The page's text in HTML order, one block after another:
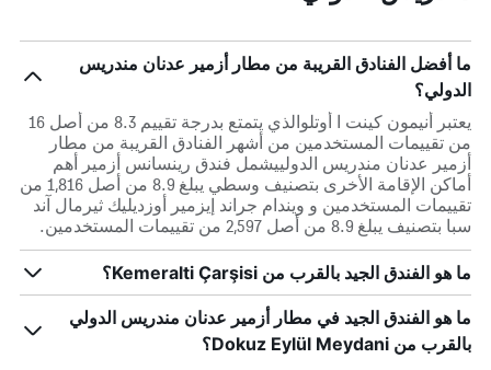
ما أفضل الفنادق القريبة من مطار أزمير عدنان مندريس
الدولي؟
يعتبر أنيمون كينت ا أوتلوالذي يتمتع بدرجة تقييم 8.3 من أصل 16
من تقييمات المستخدمين من أشهر الفنادق القريبة من مطار
أزمير عدنان مندريس الدولييشمل فندق رينسانس أزمير أهم
أماكن الإقامة الأخرى بتصنيف وسطي يبلغ 8.9 من أصل 1,816 من
تقييمات المستخدمين و ويندام جراند إيزمير أوزديليك ثيرمال آند
سبا بتصنيف يبلغ 8.9 من أصل 2,597 من تقييمات المستخدمين.
ما هو الفندق الجيد بالقرب من Kemeralti Çarşisi؟
ما هو الفندق الجيد في مطار أزمير عدنان مندريس الدولي
بالقرب من Dokuz Eylül Meydani؟